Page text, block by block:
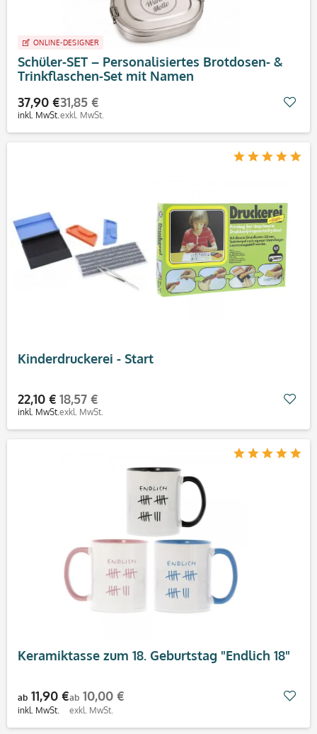
ONLINE-DESIGNER
Schüler-SET – Personalisiertes Brotdosen- &
Trinkflaschen-Set mit Namen
37,90 €
inkl. MwSt.
31,85 €
exkl. MwSt.
Kinderdruckerei - Start
22,10 €
inkl. MwSt.
18,57 €
exkl. MwSt.
Keramiktasse zum 18. Geburtstag "Endlich 18"
ab 11,90 €
inkl. MwSt.
ab 10,00 €
exkl. MwSt.